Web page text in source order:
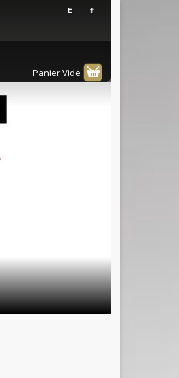
Panier Vide